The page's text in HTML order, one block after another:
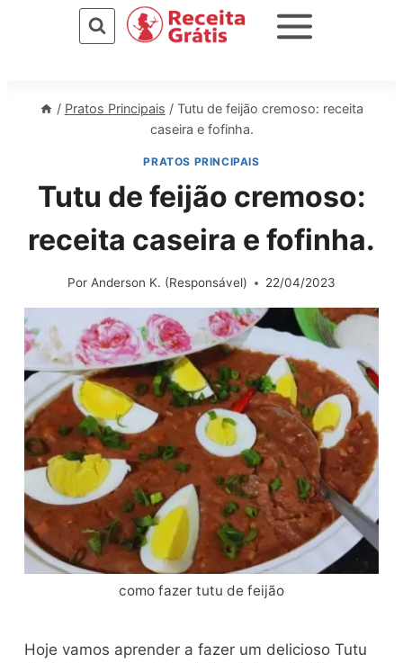
/ Pratos Principais / Tutu de feijão cremoso: receita
caseira e fofinha.
PRATOS PRINCIPAIS
Tutu de feijão cremoso:
receita caseira e fofinha.
Por Anderson K. (Responsável) 22/04/2023
como fazer tutu de feijão
Hoje vamos aprender a fazer um delicioso Tutu